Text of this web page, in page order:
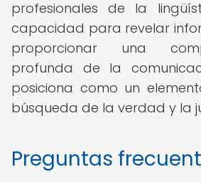
profesionales de la
capacidad para revelar
proporcionar una
profunda de la
posiciona como un
búsqueda de la verdad y la
Preguntas